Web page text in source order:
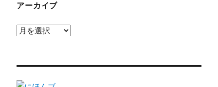
アーカイブ
ア
ブ